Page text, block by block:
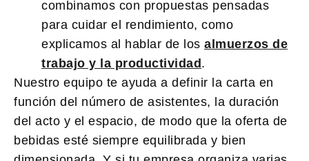
combinamos con propuestas pensadas
para cuidar el rendimiento, como
explicamos al hablar de los almuerzos de
trabajo y la productividad.
Nuestro equipo te ayuda a definir la carta en
función del número de asistentes, la duración
del acto y el espacio, de modo que la oferta de
bebidas esté siempre equilibrada y bien